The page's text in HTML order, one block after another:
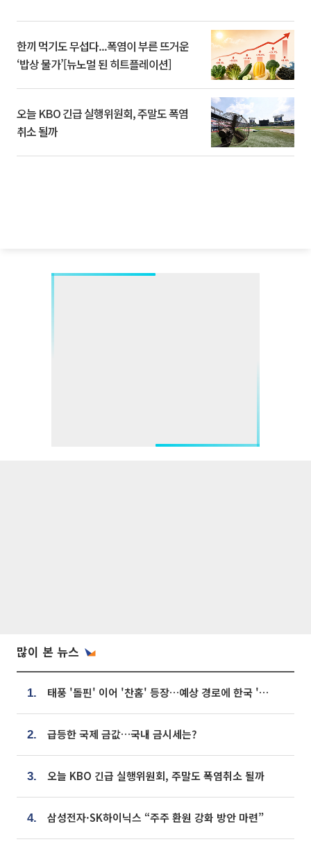
한끼 먹기도 무섭다...폭염이 부른 뜨거운
‘밥상 물가’[뉴노멀 된 히트플레이션]
오늘 KBO 긴급 실행위원회, 주말도 폭염
취소 될까
많이 본 뉴스
1. 태풍 '돌핀' 이어 '찬홈' 등장…예상 경로에 한국 '한숨'
2. 급등한 국제 금값…국내 금시세는?
3. 오늘 KBO 긴급 실행위원회, 주말도 폭염취소 될까
4. 삼성전자·SK하이닉스 “주주 환원 강화 방안 마련”